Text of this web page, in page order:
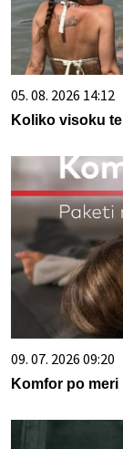
05. 08. 2026 14:12
Koliko visoku
09. 07. 2026 09:20
Komfor po